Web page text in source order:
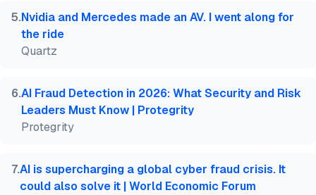
5.Nvidia and Mercedes made an AV. I went along for
the ride
Quartz
6.AI Fraud Detection in 2026: What Security and Risk
Leaders Must Know | Protegrity
Protegrity
7.AI is supercharging a global cyber fraud crisis. It
could also solve it | World Economic Forum